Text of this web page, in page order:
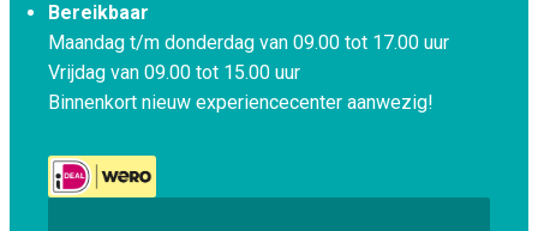
Bereikbaar
Maandag t/m donderdag van 09.00 tot 17.00 uur
Vrijdag van 09.00 tot 15.00 uur
Binnenkort nieuw experiencecenter aanwezig!